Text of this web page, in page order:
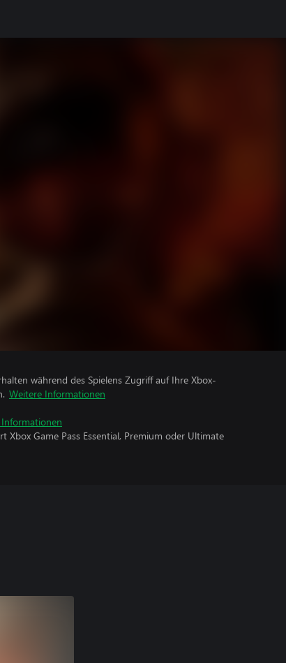
während des Spielens Zugriff auf Ihre Xbox-
Weitere Informationen
Game Pass Essential, Premium oder Ultimate